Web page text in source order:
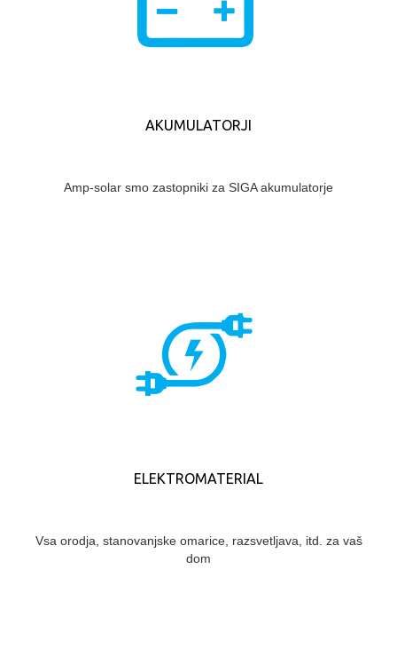
AKUMULATORJI
Amp-solar smo zastopniki za SIGA akumulatorje
ELEKTROMATERIAL
Vsa orodja, stanovanjske omarice, razsvetljava, itd. za vaš
dom